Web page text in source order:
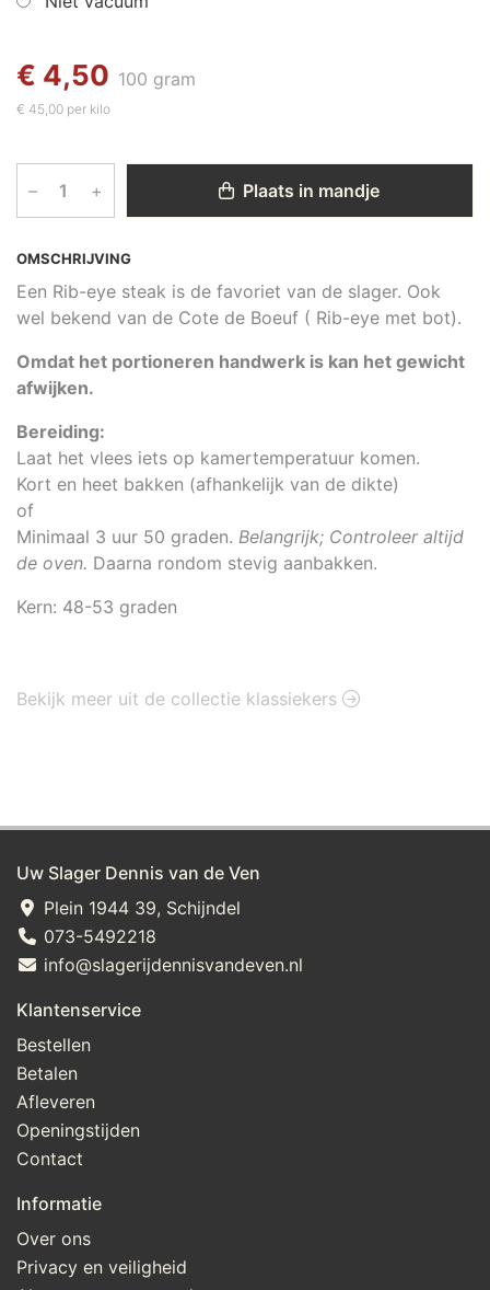
OMSCHRIJVING
Een Rib-eye steak is de favoriet van de slager. Ook
wel bekend van de Cote de Boeuf ( Rib-eye met bot).
Omdat het portioneren handwerk is kan het gewicht
afwijken.
Bereiding:
Laat het vlees iets op kamertemperatuur komen.
Kort en heet bakken (afhankelijk van de dikte)
of
Minimaal 3 uur 50 graden. Belangrijk; Controleer altijd
de oven. Daarna rondom stevig aanbakken.
Kern: 48-53 graden
€ 4,50 100 gram
€ 45,00 per kilo
– + Plaats in mandje
Bekijk meer uit de collectie klassiekers
Uw Slager Dennis van de Ven
Plein 1944 39, Schijndel
073-5492218
info@slagerijdennisvandeven.nl
Klantenservice
Bestellen
Betalen
Afleveren
Openingstijden
Contact
Informatie
Over ons
Privacy en veiligheid